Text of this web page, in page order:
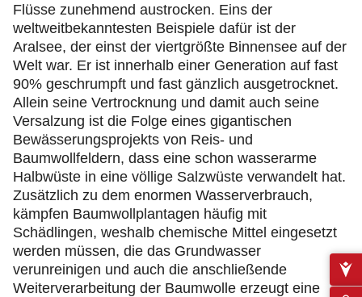
Flüsse zunehmend austrocken. Eins der
weltweitbekanntesten Beispiele dafür ist der
Aralsee, der einst der viertgrößte Binnensee auf der
Welt war. Er ist innerhalb einer Generation auf fast
90% geschrumpft und fast gänzlich ausgetrocknet.
Allein seine Vertrocknung und damit auch seine
Versalzung ist die Folge eines gigantischen
Bewässerungsprojekts von Reis- und
Baumwollfeldern, dass eine schon wasserarme
Halbwüste in eine völlige Salzwüste verwandelt hat.
Zusätzlich zu dem enormen Wasserverbrauch,
kämpfen Baumwollplantagen häufig mit
Schädlingen, weshalb chemische Mittel eingesetzt
werden müssen, die das Grundwasser
verunreinigen und auch die anschließende
Weiterverarbeitung der Baumwolle erzeugt eine